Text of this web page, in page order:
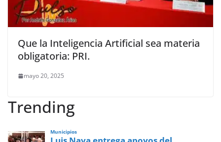
Que la Inteligencia Artificial sea materia
obligatoria: PRI.
mayo 20, 2025
Trending
Municipios